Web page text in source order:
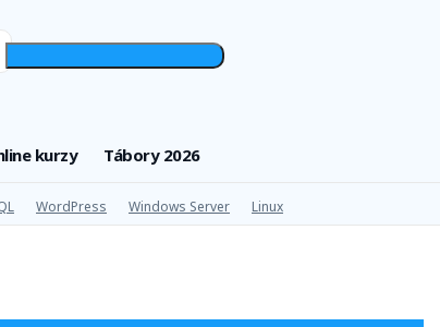
kurzy Tábory 2026
WordPress Windows Server Linux